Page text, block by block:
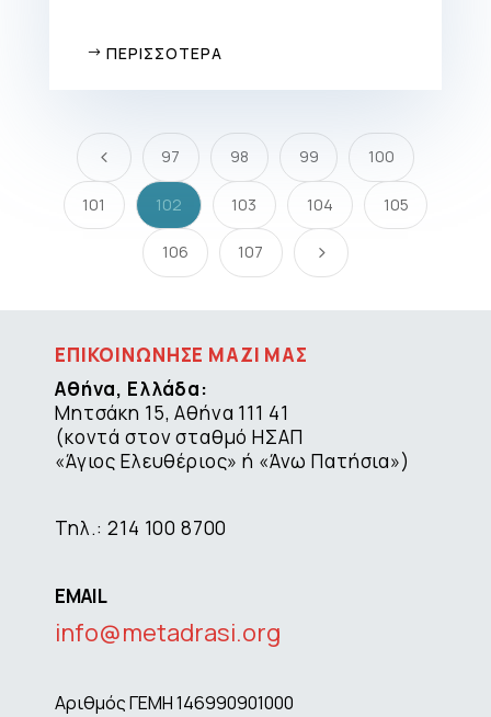
ΠΕΡΙΣΣΟΤΕΡΑ
4 97 98 99 100
101 102 103 104 105
106 107 5
ΕΠΙΚΟΙΝΩΝΗΣΕ ΜΑΖΙ ΜΑΣ
Αθήνα, Ελλάδα:
Μητσάκη 15, Αθήνα 111 41
(κοντά στον σταθμό ΗΣΑΠ
«Άγιος Ελευθέριος» ή «Άνω Πατήσια»)
Τηλ.: 214 100 8700
EMAIL
info@metadrasi.org
Αριθμός ΓΕΜΗ 146990901000